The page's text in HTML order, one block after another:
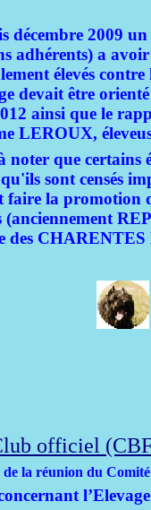
décembre 2009
adhérents) a
élevés
devait être
ainsi que le
LEROUX,
que certains
qu'ils sont censés
faire la promotion
des
officiel
la réunion du Comité